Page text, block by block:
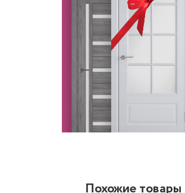
Похожие товары